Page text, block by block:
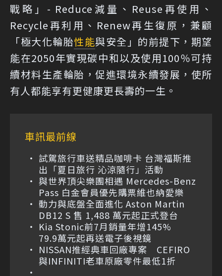
戰略」- Reduce減量、Reuse再使用、
Recycle再利用、Renew再生復原，兼顧
「極大化輪胎性能與安全」的前提下，期望
能在2050年實現碳中和以及使用100％可持
續材料生產輪胎，促進環境永續發展，使所
有人都能享有更健康更長壽的一生。
車訊最前線
試駕旅行車送精品咖啡卡 台灣福斯推
出「夏日旅行 沁涼隨行」活動
與世界頂尖樂團相遇 Mercedes-Benz
Pass 白金會員優先購票維也納愛樂
動力與底盤全面進化 Aston Martin
DB12 S 售 1,488 萬元起正式登台
Kia Stonic前7月銷量年增145%
79.9萬元起再送電子後視鏡
NISSAN推經典車回廠專案 CEFIRO
與INFINITI老車原廠零件最低1折